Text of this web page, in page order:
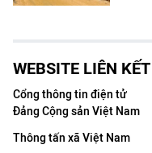
WEBSITE LIÊN KẾT
Cổng thông tin điện tử
Đảng Cộng sản Việt Nam
Thông tấn xã Việt Nam